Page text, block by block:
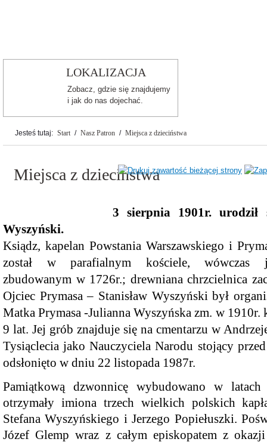
Dzień Kobiet
Dzień Kobiet
LOKALIZACJA
Zobacz, gdzie się znajdujemy
i jak do nas dojechać.
Jesteś tutaj: Start / Nasz Patron / Miejsca z dzieciństwa
Miejsca z dzieciństwa
3 sierpnia 1901r.
Wyszyński.
Ksiądz, kapelan Powstania Warszawskiego i
został w parafialnym kościele, wówczas
zbudowanym w 1726r.; drewniana chrzcielnica
Ojciec Prymasa – Stanisław Wyszyński był
Matka Prymasa -Julianna Wyszyńska zm. w 1910r.
9 lat. Jej grób znajduje się na cmentarzu w
Tysiąclecia jako Nauczyciela Narodu stojący
odsłonięto w dniu 22 listopada 1987r.
Pamiątkową dzwonnicę wybudowano w
otrzymały imiona trzech wielkich polskich
Stefana Wyszyńskiego i Jerzego Popiełuszki.
Józef Glemp wraz z całym episkopatem z